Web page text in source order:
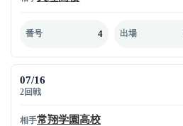
番号 4 出場
07/16
2回戦
相手常翔学園高校